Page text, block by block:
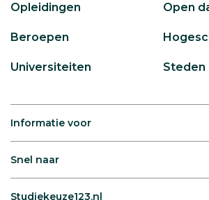
Opleidingen Open
Beroepen
Universiteiten Steden
Informatie voor
Snel naar
Studiekeuze123.nl